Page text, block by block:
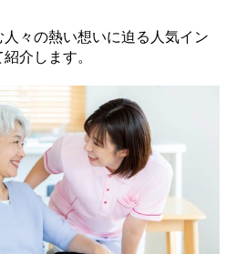
々の熱い想いに迫る人気イン
介します。